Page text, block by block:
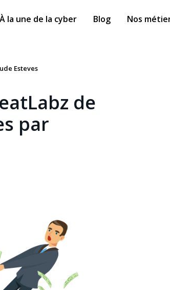
À la une de la cyber Blog Nos
Esteves
de
par